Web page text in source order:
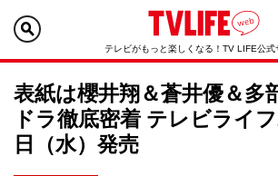
テレビがもっと楽しくなる！TV LIFE公式
表紙は櫻井翔＆蒼井優＆多
ドラ徹底密着 テレビライ
日（水）発売